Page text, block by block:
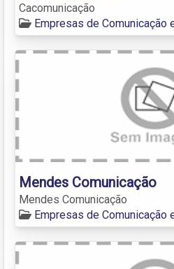
Cacomunicação
Empresas de Comunicação
Mendes Comunicação
Mendes Comunicação
Empresas de Comunicação